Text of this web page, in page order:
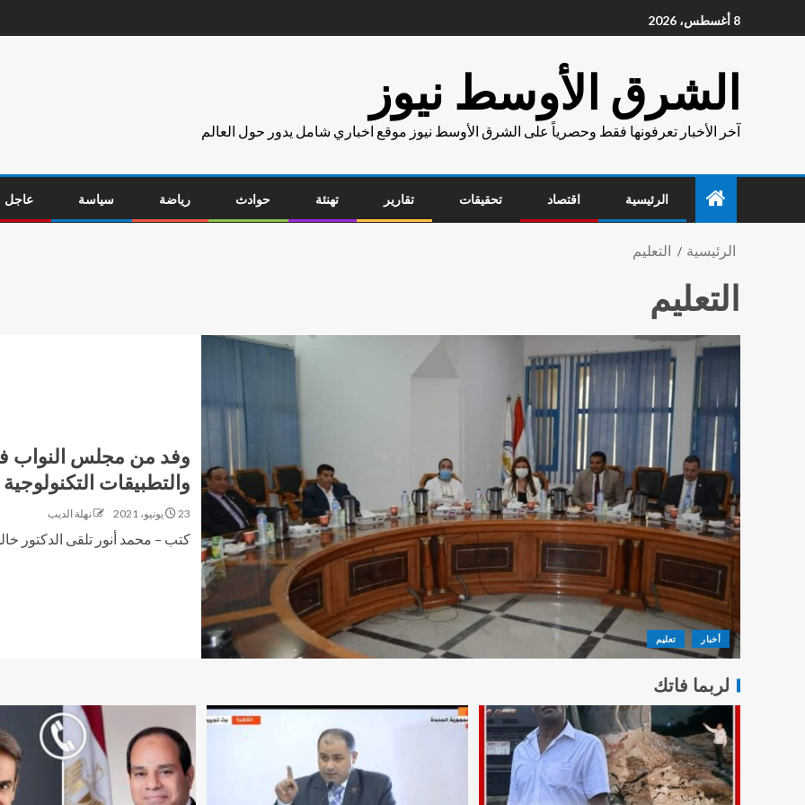
8 أغسطس، 2026
الشرق الأوسط نيوز
آخر الأخبار تعرفونها فقط وحصرياً على الشرق الأوسط نيوز موقع اخباري شامل يدور حول العالم
الرئيسية اقتصاد تحقيقات تقارير تهنئة حوادث رياضة سياسة عاجل
الرئيسية التعليم
التعليم
أخبار تعليم
وفد من مجلس النواب في
والتطبيقات التكنولوجية
23 يونيو، 2021 نهلة الديب
كتب – محمد أنور تلقى الدكتور
لربما فاتك